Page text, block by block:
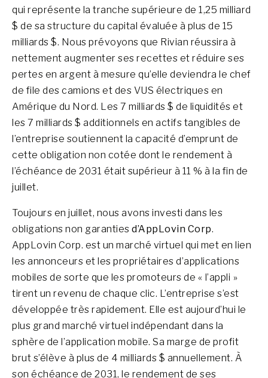
qui représente la tranche supérieure de 1,25 milliard
$ de sa structure du capital évaluée à plus de 15
milliards $. Nous prévoyons que Rivian réussira à
nettement augmenter ses recettes et réduire ses
pertes en argent à mesure qu’elle deviendra le chef
de file des camions et des VUS électriques en
Amérique du Nord. Les 7 milliards $ de liquidités et
les 7 milliards $ additionnels en actifs tangibles de
l’entreprise soutiennent la capacité d’emprunt de
cette obligation non cotée dont le rendement à
l’échéance de 2031 était supérieur à 11 % à la fin de
juillet.
Toujours en juillet, nous avons investi dans les
obligations non garanties d’AppLovin Corp.
AppLovin Corp. est un marché virtuel qui met en lien
les annonceurs et les propriétaires d’applications
mobiles de sorte que les promoteurs de « l’appli »
tirent un revenu de chaque clic. L’entreprise s’est
développée très rapidement. Elle est aujourd’hui le
plus grand marché virtuel indépendant dans la
sphère de l’application mobile. Sa marge de profit
brut s’élève à plus de 4 milliards $ annuellement. À
son échéance de 2031, le rendement de ses